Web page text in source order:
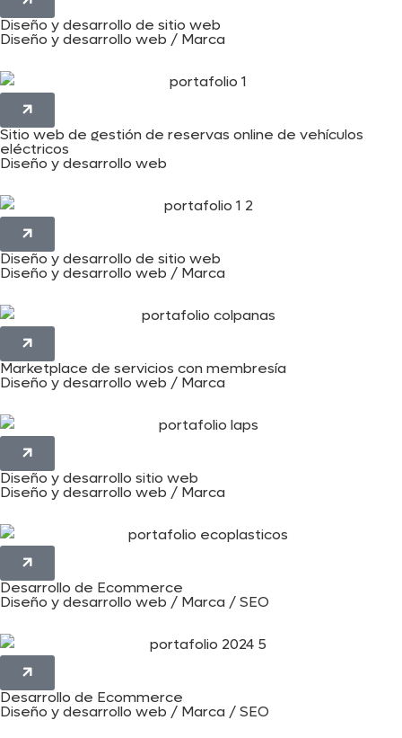
Diseño y desarrollo de sitio web
Diseño y desarrollo web / Marca
Sitio web de gestión de reservas online de vehículos
eléctricos
Diseño y desarrollo web
Diseño y desarrollo de sitio web
Diseño y desarrollo web / Marca
Marketplace de servicios con membresía
Diseño y desarrollo web / Marca
Diseño y desarrollo sitio web
Diseño y desarrollo web / Marca
Desarrollo de Ecommerce
Diseño y desarrollo web / Marca / SEO
Desarrollo de Ecommerce
Diseño y desarrollo web / Marca / SEO